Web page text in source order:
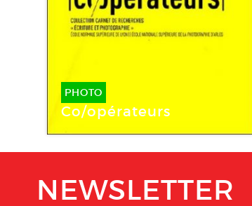
PHOTO
Co/opérateurs
NEWSLETTER